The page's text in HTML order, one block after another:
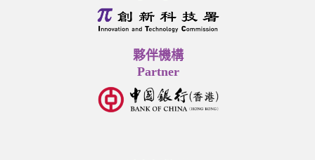
夥伴機構
Partner